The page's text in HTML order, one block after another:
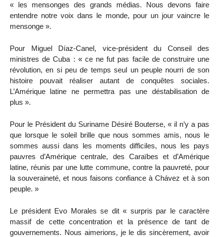
« les mensonges des grands médias. Nous devons faire
entendre notre voix dans le monde, pour un jour vaincre le
mensonge ».
Pour Miguel Díaz-Canel, vice-président du Conseil des
ministres de Cuba : « ce ne fut pas facile de construire une
révolution, en si peu de temps seul un peuple nourri de son
histoire pouvait réaliser autant de conquêtes sociales.
L’Amérique latine ne permettra pas une déstabilisation de
plus ».
Pour le Président du Suriname Désiré Bouterse, « il n’y a pas
que lorsque le soleil brille que nous sommes amis, nous le
sommes aussi dans les moments difficiles, nous les pays
pauvres d’Amérique centrale, des Caraïbes et d’Amérique
latine, réunis par une lutte commune, contre la pauvreté, pour
la souveraineté, et nous faisons confiance à Chávez et à son
peuple. »
Le président Evo Morales se dit « surpris par le caractère
massif de cette concentration et la présence de tant de
gouvernements. Nous aimerions, je le dis sincèrement, avoir